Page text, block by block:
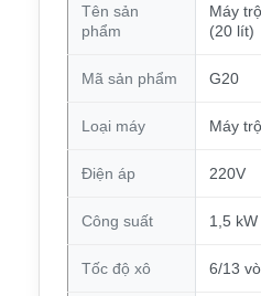
Tên sản
phẩm
Máy
(20 lít)
Mã sản phẩm G20
Loại máy Máy
Điện áp 220V
Công suất 1,5 kW
Tốc độ xô 6/13